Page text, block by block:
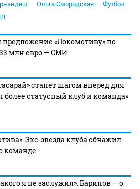
Ольга Смородская
Футбол
предложение «Локомотиву» по
33 млн евро — СМИ
станет шагом вперед для
более статусный клуб и команда»
Экс-звезда клуба обнажил
команде
я не заслужил». Баринов — о